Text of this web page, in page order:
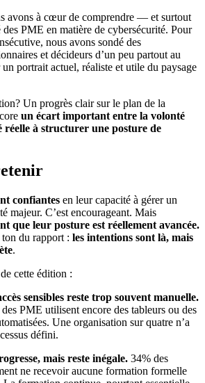
avons à cœur de comprendre — et surtout
PME en matière de cybersécurité. Pour
nous avons sondé des
et décideurs d’un peu partout au
portrait actuel, réaliste et utile du paysage
Un progrès clair sur le plan de la
un écart important entre la volonté
à structurer une posture de
confiantes en leur capacité à gérer un
majeur. C’est encourageant. Mais
que leur posture est réellement avancée.
du rapport : les intentions sont là, mais
.
cette édition :
sensibles reste trop souvent manuelle.
PME utilisent encore des tableurs ou des
Une organisation sur quatre n’a
défini.
mais reste inégale. 34% des
ne recevoir aucune formation formelle